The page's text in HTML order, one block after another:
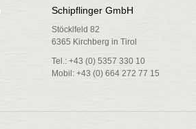
Schipflinger GmbH
Stöcklfeld 82
6365 Kirchberg in Tirol
Tel.: +43 (0) 5357 330 10
Mobil: +43 (0) 664 272 77 15